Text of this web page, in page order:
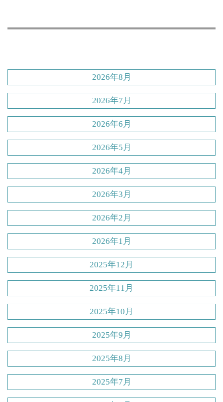
2026年8月
2026年7月
2026年6月
2026年5月
2026年4月
2026年3月
2026年2月
2026年1月
2025年12月
2025年11月
2025年10月
2025年9月
2025年8月
2025年7月